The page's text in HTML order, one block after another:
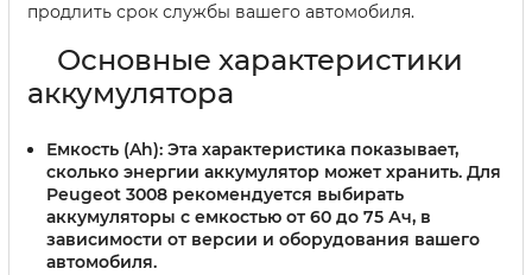
продлить срок службы вашего автомобиля.
Основные характеристики
аккумулятора
Емкость (Ah): Эта характеристика показывает,
сколько энергии аккумулятор может хранить. Для
Peugeot 3008 рекомендуется выбирать
аккумуляторы с емкостью от 60 до 75 Ач, в
зависимости от версии и оборудования вашего
автомобиля.